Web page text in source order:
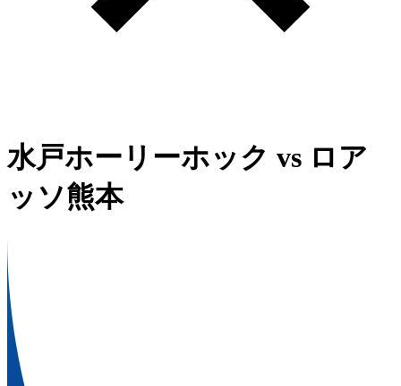
水戸ホーリーホック vs ロア
ッソ熊本